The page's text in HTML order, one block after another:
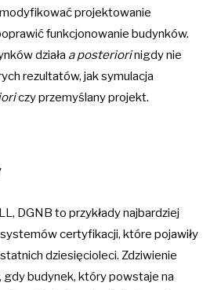
projektowanie
funkcjonowanie budynków.
działa a posteriorinigdy nie
rezultatów, jak symulacja
czy przemyślany projekt.
DGNB to przykłady najbardziej
certyfikacji, które pojawiły
dziesięcioleci. Zdziwienie
gdy budynek, który powstaje na